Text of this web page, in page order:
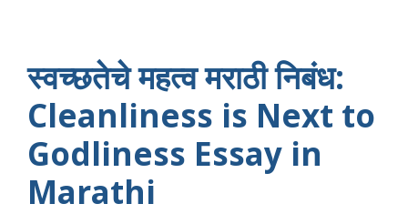
स्वच्छतेचे महत्व मराठी निबंध:
Cleanliness is Next to
Godliness Essay in
Marathi